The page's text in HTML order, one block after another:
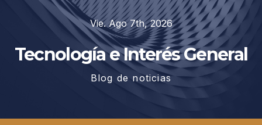
Vie. Ago 7th, 2026
Tecnología e Interés General
Blog de noticias